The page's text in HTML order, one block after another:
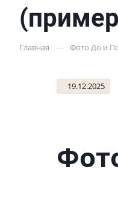
Главная — Фото До и
19.12.2025